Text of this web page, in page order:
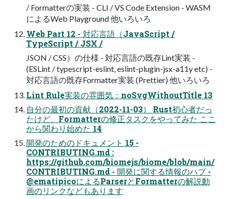
/ Formatterの実装 - CLI / VS Code Extension - WASM
によるWeb Playground 他いろいろ
Web Part 12 - 対応言語（JavaScript /
TypeScript / JSX /
JSON / CSS）の仕様 - 対応言語の既存Lint実装 -
(ESLint / typescript-eslint, eslint-plugin-jsx-a11y etc) -
対応言語の既存Formatter実装 (Prettier) 他いろいろ
Lint Rule実装の雰囲気：noSvgWithoutTitle 13
自分の最初の貢献（2022-11-03） Rust初心者だっ
たけど、Formatterの修正タスクをやってみた ここ
から関わり始めた 14
開発のためのドキュメント 15 -
CONTRIBUTING.md :
https://github.com/biomejs/biome/blob/main/
CONTRIBUTING.md - 開発に関する情報のハブ -
@ematipicoによるParserとFormatterの解説動
画のリンクなどもあります